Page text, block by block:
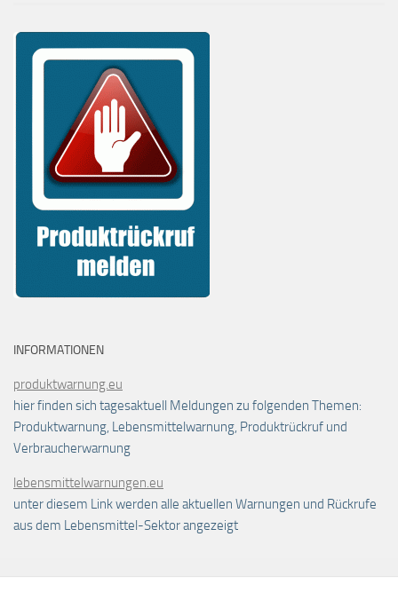
INFORMATIONEN
produktwarnung.eu
hier finden sich tagesaktuell Meldungen zu folgenden Themen:
Produktwarnung, Lebensmittelwarnung, Produktrückruf und
Verbraucherwarnung
lebensmittelwarnungen.eu
unter diesem Link werden alle aktuellen Warnungen und Rückrufe
aus dem Lebensmittel-Sektor angezeigt